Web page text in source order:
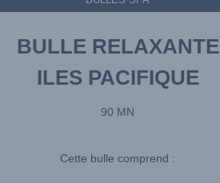
BULLE RELAXANTE
ILES PACIFIQUE
90 MN
Cette bulle comprend :